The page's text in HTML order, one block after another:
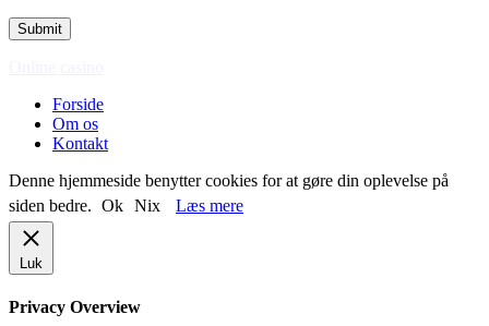
Forside
Om os
Kontakt
Denne hjemmeside benytter cookies for at gøre din oplevelse på
siden bedre. Ok Nix Læs mere
Luk
Privacy Overview